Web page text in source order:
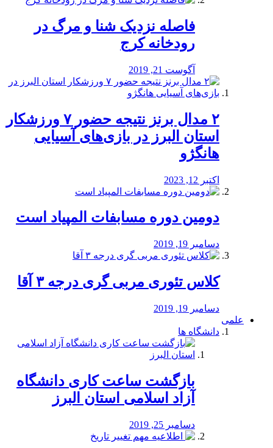
️فاصله نزدیک شنا و مرگ در
رودخانه کرج
آگوست 21, 2019
۲ مدال برنز نتیجه حضور ۷ ورزشکار
استان البرز در بازی‌های آسیایی
هانگژو
اکتبر 12, 2023
دومین دوره مسابفات المپیاد است
دسامبر 19, 2019
کلاس تئوری مربی گری درجه ۳ آقا
دسامبر 19, 2019
علمی
دانشگاه ها
بازگشت ساعت کاری دانشگاه
آزاد اسلامی استان البرز
دسامبر 25, 2019